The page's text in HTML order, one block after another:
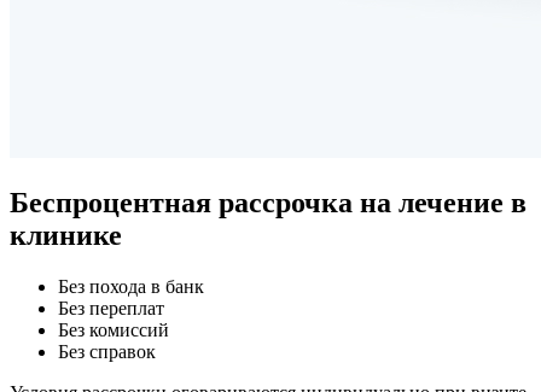
Беспроцентная рассрочка на лечение в
клинике
Без похода в банк
Без переплат
Без комиссий
Без справок